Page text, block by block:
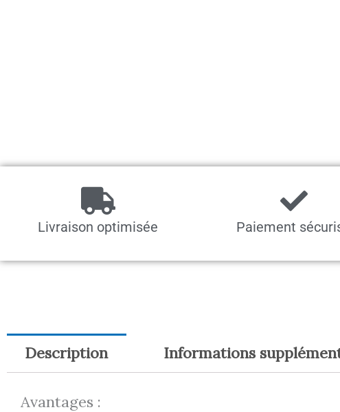
Livraison optimisée Paiement
Description Informations
Avantages :